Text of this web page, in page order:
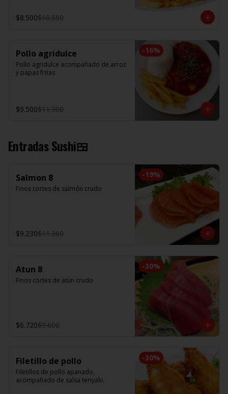
$8.500$10.550
-16%
Pollo agridulce
Pollo agridulce acompañado de arroz
y papas fritas
$9.500$11.300
Entradas Sushi🍱
-19%
Salmon 8
Finos cortes de salmón crudo
$9.230$11.360
-30%
Atun 8
Finos cortes de atún crudo
$6.720$9.600
-30%
Filetillo de pollo
Filetillos de pollo apanado,
acompañado de salsa teriyaki.